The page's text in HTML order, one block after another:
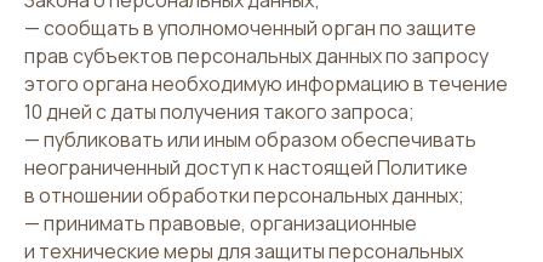
— сообщать в уполномоченный орган по защите
прав субъектов персональных данных по запросу
этого органа необходимую информацию в течение
10 дней с даты получения такого запроса;
— публиковать или иным образом обеспечивать
неограниченный доступ к настоящей Политике
в отношении обработки персональных данных;
— принимать правовые, организационные
и технические меры для защиты персональных